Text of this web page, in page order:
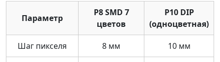
Параметр
P8 SMD 7
цветов
P10 DIP
(одноцветная)
Шаг пикселя 8 мм 10 мм